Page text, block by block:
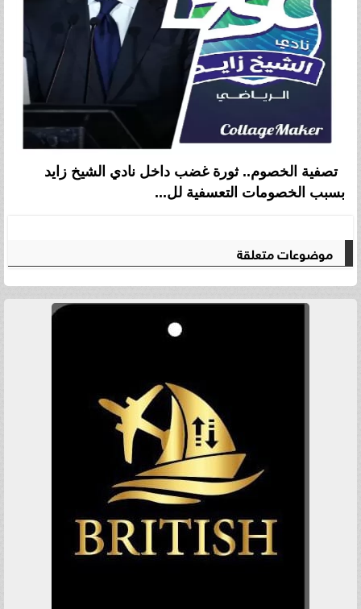
تصفية الخصوم.. ثورة غضب داخل نادي الشيخ زايد
بسبب الخصومات التعسفية لل...
موضوعات متعلقة